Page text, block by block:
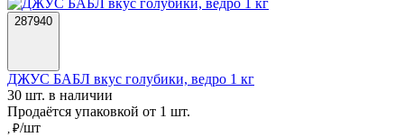
287940
ДЖУС БАБЛ вкус голубики, ведро 1 кг
30 шт. в наличии
Продаётся упаковкой от 1 шт.
, ₽/шт